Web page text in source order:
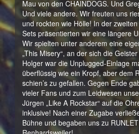
Mau von den CHAINDOGS. Und
Und viele andere. Wir freuten uns
und rockten wie Hölle! In der
Sets präsentierten wir eine längere
Wir spielten unter anderem eine
„This Misery“, an der sich die
Holger war die Unplugged-Einlage
überflüssig wie ein Kropf, aber dem
schien’s zu gefallen. Gegen Ende
vieler Fans und zum Leidwesen
Jürgen „Like A Rockstar“ auf die
inklusive! Nach einer Zugabe
Bühne und begaben uns zu